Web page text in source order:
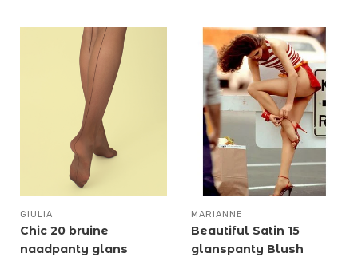
GIULIA
Chic 20 bruine
naadpanty glans
MARIANNE
Beautiful Satin 15
glanspanty Blush